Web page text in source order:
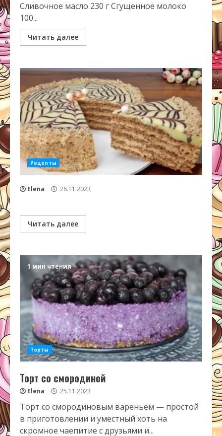
Сливочное масло 230 г Сгущенное молоко
100...
Читать далее
Рецепты
Elena 26.11.2023
Читать далее
1 мин чтения
Торты
Торт со смородиной
Elena 25.11.2023
Торт со смородиновым вареньем — простой
в приготовлении и уместный хоть на
скромное чаепитие с друзьями и...